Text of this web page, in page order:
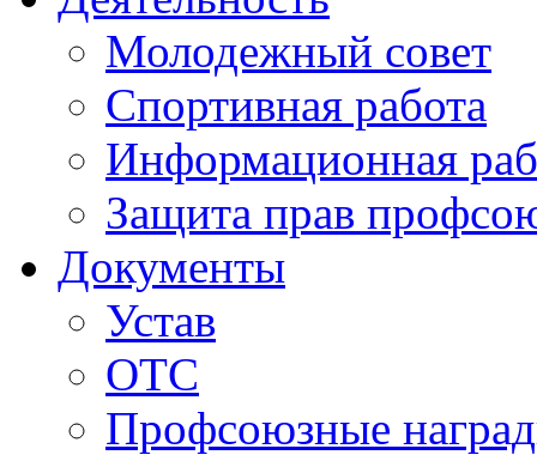
Молодежный совет
Спортивная работа
Информационная
Защита прав
Документы
Устав
ОТС
Профсоюзные